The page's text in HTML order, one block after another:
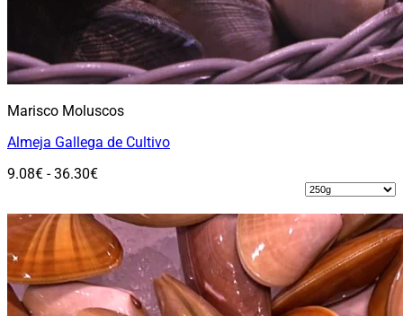
Marisco Moluscos
Almeja Gallega de Cultivo
9.08€ - 36.30€Rango
desde
9.08€
hasta
36.30€
Este
producto
tiene
múltiples
variantes.
Las